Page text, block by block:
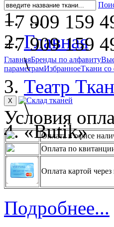
...
Главная
\
Театр
\
«Butik»
+7 909 159
+7 909 159
ГлавнаяБренды по алфавиту
параметрамИзбранноеТкани со
X
Условия
Оплата в офисе
Оплата по
Оплата картой через
Подробнее...